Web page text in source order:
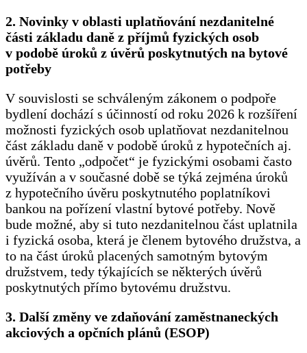
2. Novinky v oblasti uplatňování nezdanitelné
části základu daně z příjmů fyzických osob
v podobě úroků z úvěrů poskytnutých na bytové
potřeby
V souvislosti se schváleným zákonem o podpoře
bydlení dochází s účinností od roku 2026 k rozšíření
možnosti fyzických osob uplatňovat nezdanitelnou
část základu daně v podobě úroků z hypotečních aj.
úvěrů. Tento „odpočet“ je fyzickými osobami často
využíván a v současné době se týká zejména úroků
z hypotečního úvěru poskytnutého poplatníkovi
bankou na pořízení vlastní bytové potřeby. Nově
bude možné, aby si tuto nezdanitelnou část uplatnila
i fyzická osoba, která je členem bytového družstva, a
to na část úroků placených samotným bytovým
družstvem, tedy týkajících se některých úvěrů
poskytnutých přímo bytovému družstvu.
3. Další změny ve zdaňování zaměstnaneckých
akciových a opčních plánů (ESOP)